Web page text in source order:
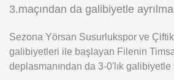
iOS
3.maçından da galibiyetle
Sezona Yörsan Susurlukspor ve
galibiyetleri ile başlayan Filenin
deplasmanından da 3-0'lık galibiyetle